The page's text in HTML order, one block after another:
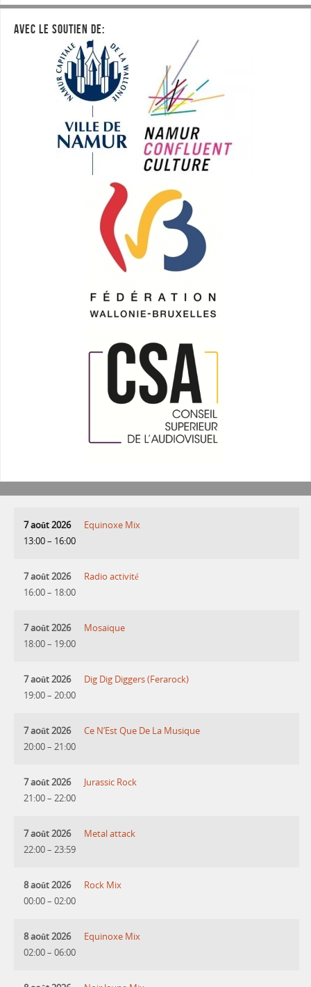
AVEC LE SOUTIEN DE:
7 août 2026
13:00– 16:00
Equinoxe Mix
7 août 2026
16:00– 18:00
Radio activité
7 août 2026
18:00– 19:00
Mosaique
7 août 2026
19:00– 20:00
Dig Dig Diggers (Ferarock)
7 août 2026
20:00– 21:00
Ce N’Est Que De La Musique
7 août 2026
21:00– 22:00
Jurassic Rock
7 août 2026
22:00– 23:59
Metal attack
8 août 2026
00:00– 02:00
Rock Mix
8 août 2026
02:00– 06:00
Equinoxe Mix